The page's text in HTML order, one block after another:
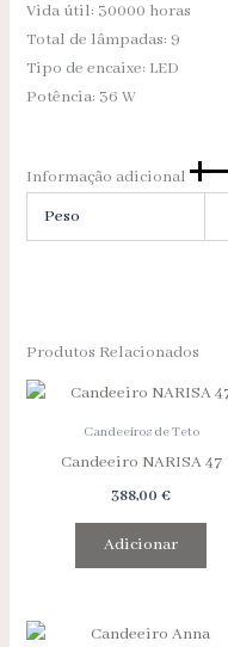
Vida útil: 30000 horas
Total de lâmpadas: 9
Tipo de encaixe: LED
Potência: 36 W
Informação adicional
Peso
Produtos Relacionados
Candeeiros de Teto
Candeeiro NARISA 47
388,00€
Adicionar